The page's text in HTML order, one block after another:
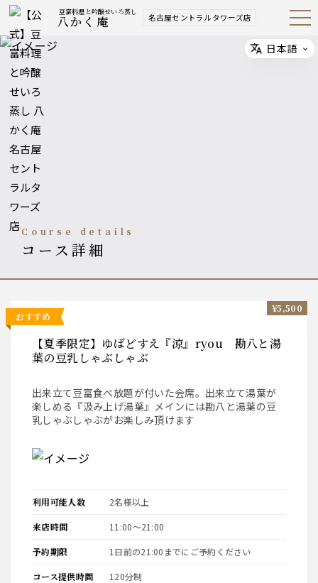
豆富料理と吟醸せいろ蒸し
八かく庵 名古屋セントラルタワーズ店 Open
Navig
course details
コース詳細
おすすめ
【夏季限定】ゆばどすえ『涼』ryou 勘八と湯
葉の豆乳しゃぶしゃぶ
出来立て豆富食べ放題が付いた会席。出来立て湯葉が
楽しめる『汲み上げ湯葉』メインには勘八と湯葉の豆
乳しゃぶしゃぶがお楽しみ頂けます
¥5,500
利用可能人数 2名様以上
来店時間 11:00〜21:00
予約期限 1日前の21:00までにご予約ください
コース提供時間 120分制
Select
日本語